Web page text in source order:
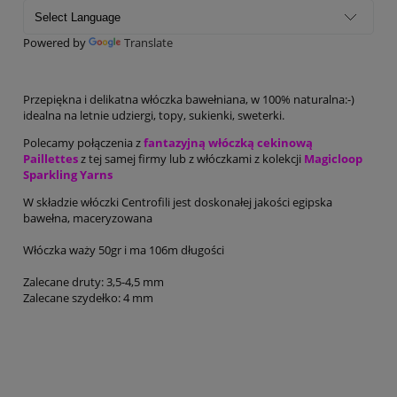
Powered by Translate
Przepiękna i delikatna włóczka bawełniana, w 100% naturalna:-)
idealna na letnie udziergi, topy, sukienki, sweterki.
Polecamy połączenia zfantazyjną włóczką cekinową
Paillettesz tej samej firmy lub z włóczkami z kolekcji Magicloop
Sparkling Yarns
W składzie włóczki Centrofili jest doskonałej jakości egipska
bawełna, maceryzowana
Włóczka waży 50gr i ma 106m długości
Zalecane druty: 3,5-4,5 mm
Zalecane szydełko: 4 mm